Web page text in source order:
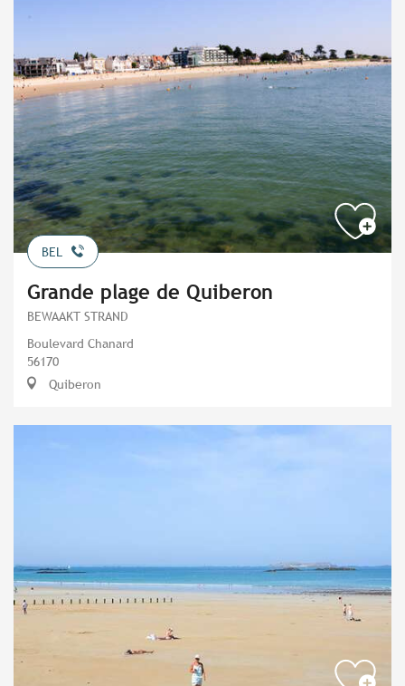
BEL
Grande plage de Quiberon
BEWAAKT STRAND
Boulevard Chanard
56170
Quiberon